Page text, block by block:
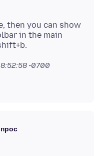
then you can show
in the main
-0700